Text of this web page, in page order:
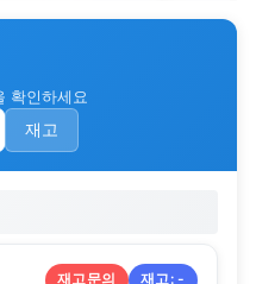
확인하세요
재고
재고문의 재고:-